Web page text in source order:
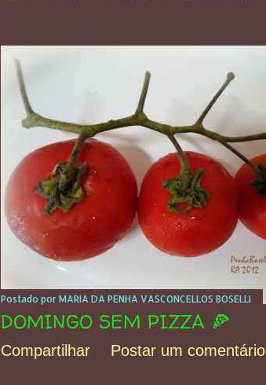
Postado por MARIA DA PENHA VASCONCELLOS BOSELLI
DOMINGO SEM PIZZA 🍕
Compartilhar Postar um comentário